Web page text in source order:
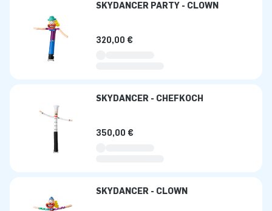
SKYDANCER PARTY - CLOWN
320,00 €
SKYDANCER - CHEFKOCH
350,00 €
SKYDANCER - CLOWN